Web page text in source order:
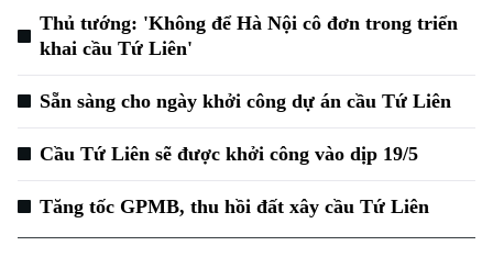
Thủ tướng: 'Không để Hà Nội cô đơn trong triển
khai cầu Tứ Liên'
Sẵn sàng cho ngày khởi công dự án cầu Tứ Liên
Cầu Tứ Liên sẽ được khởi công vào dịp 19/5
Tăng tốc GPMB, thu hồi đất xây cầu Tứ Liên